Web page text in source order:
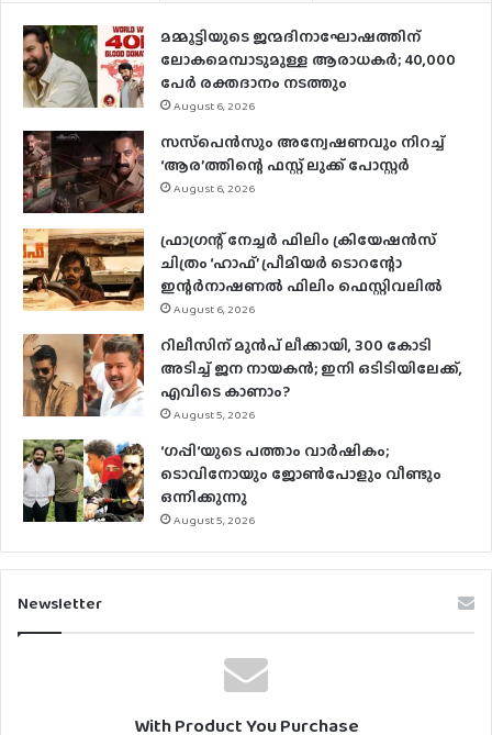
മമ്മൂട്ടിയുടെ ജന്മദിനാഘോഷത്തിന്
ലോകമെമ്പാടുമുള്ള ആരാധകര്‍; 40,000
പേര്‍ രക്തദാനം നടത്തും
August 6, 2026
സസ്‌പെന്‍സും അന്വേഷണവും നിറച്ച്
‘ആര’ത്തിന്റെ ഫസ്റ്റ് ലുക്ക് പോസ്റ്റര്‍
August 6, 2026
ഫ്രാഗ്രന്റ് നേച്ചര്‍ ഫിലിം ക്രിയേഷന്‍സ്
ചിത്രം ‘ഹാഫ്’ പ്രീമിയര്‍ ടൊറന്റോ
ഇന്റര്‍നാഷണല്‍ ഫിലിം ഫെസ്റ്റിവലില്‍
August 6, 2026
റിലീസിന് മുൻപ് ലീക്കായി, 300 കോടി
അടിച്ച് ജന നായകൻ; ഇനി ഒടിടിയിലേക്ക്,
എവിടെ കാണാം?
August 5, 2026
‘ഗപ്പി‘യുടെ പത്താം വാർഷികം;
ടൊവിനോയും ജോൺപോളും വീണ്ടും
ഒന്നിക്കുന്നു
August 5, 2026
Newsletter
With Product You Purchase